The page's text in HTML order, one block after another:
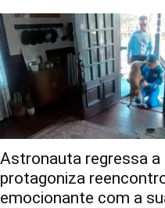
Astronauta regressa a
protagoniza
emocionante com a